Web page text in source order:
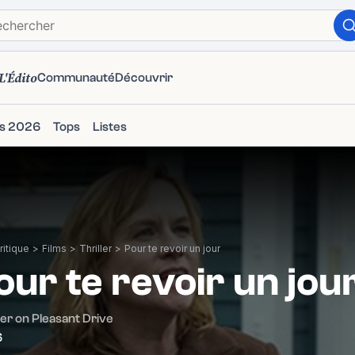
CommunautéDécouvrir
2026 Tops Listes
> Films > Thriller > Pour te revoir un jour
te revoir un
on Pleasant Drive